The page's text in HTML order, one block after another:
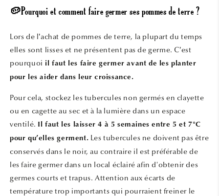
🥔Pourquoi et comment faire germer ses pommes de terre ?
Lors de l’achat de pommes de terre, la plupart du temps
elles sont lisses et ne présentent pas de germe. C’est
pourquoi il faut les faire germer avant de les planter
pour les aider dans leur croissance.
Pour cela, stockez les tubercules non germés en clayette
ou en cagette au sec et à la lumière dans un espace
ventilé.
Il faut les laisser 4 à 5 semaines entre 5 et 7°C
pour qu’elles germent. Les tubercules ne doivent pas être
conservés dans le noir, au contraire il est préférable de
les faire germer dans un local éclairé afin d'obtenir des
germes courts et trapus. Attention aux écarts de
température trop importants qui pourraient freiner le